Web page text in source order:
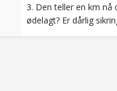
3. Den teller en km nå
ødelagt? Er dårlig